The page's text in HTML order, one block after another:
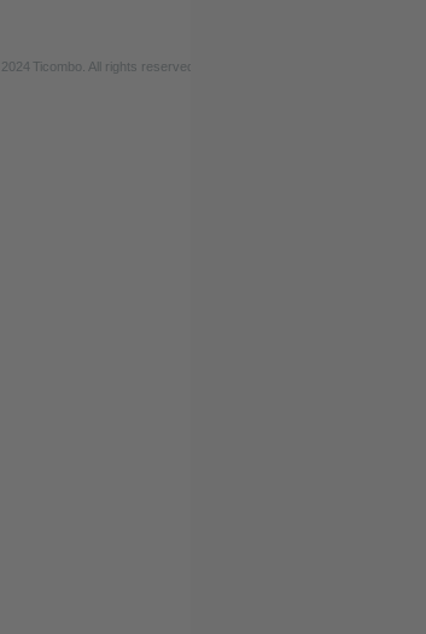
Ticombo. All rights reserved